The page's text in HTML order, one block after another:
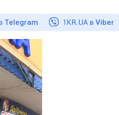
Telegram 1KR.UA в Viber